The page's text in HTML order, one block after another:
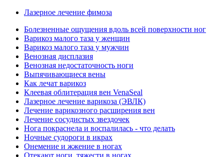
Лазерное лечение фимоза
Болезненные ощущения вдоль всей поверхности ног
Варикоз малого таза у женщин
Варикоз малого таза у мужчин
Венозная дисплазия
Венозная недостаточность ноги
Выпячивающиеся вены
Как лечат варикоз
Клеевая облитерация вен VenaSeal
Лазерное лечение варикоза (ЭВЛК)
Лечение варикозного расширения вен
Лечение сосудистых звездочек
Нога покраснела и воспалилась - что делать
Ночные судороги в икрах
Онемение и жжение в ногах
Отекают ноги, тяжести в ногах